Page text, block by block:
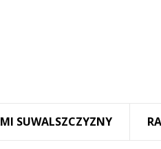
SUWALSZCZYZNY